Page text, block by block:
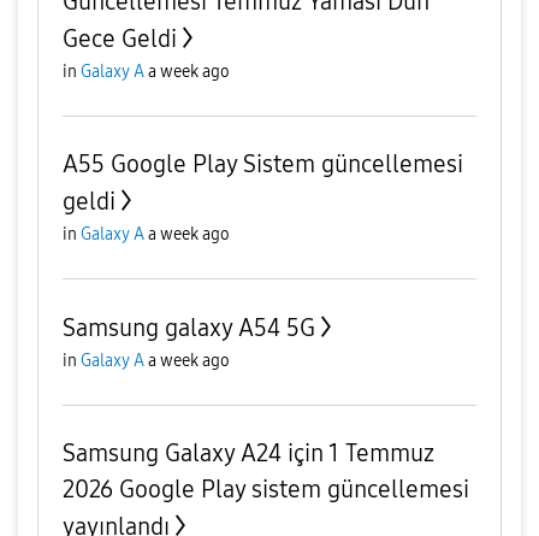
Gece Geldi
in Galaxy Aa week ago
A55 Google Play Sistem güncellemesi
geldi
in Galaxy Aa week ago
Samsung galaxy A54 5G
in Galaxy Aa week ago
Samsung Galaxy A24 için 1 Temmuz
2026 Google Play sistem güncellemesi
yayınlandı